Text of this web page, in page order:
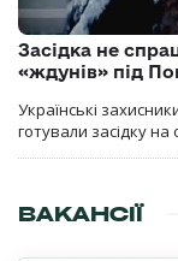
Засідка не
«ждунів» під
Українські
готували засідку
ВАКАНСІЇ